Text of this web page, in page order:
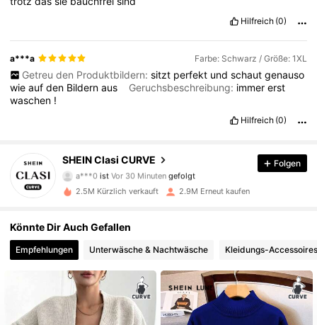
Hilfreich (0)
a***a Farbe: Schwarz / Größe: 1XL
Getreu den Produktbildern: sitzt perfekt und schaut genauso
wieaufden Bildernaus Geruchsbeschreibung: immererst
waschen !
Hilfreich (0)
SHEIN Clasi CURVE
a***0istVor 30 Minuten
t***aist am Durchsuchen
4,83
4,83 338K Follower
4,83 338K Follower
4,83 338K Follower
Folgen
2.5M Kürzlich verkauft 2.9M Erneut kaufen
Könnte Dir Auch Gefallen
Empfehlungen Unterwäsche & Nachtwäsche Kleidungs-Accessoires